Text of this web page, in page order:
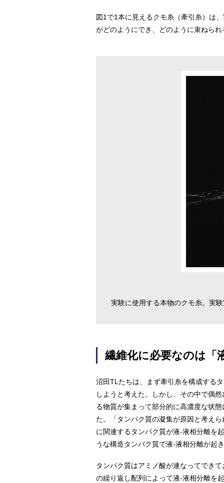
図1で1本に見えるクモ糸（牽引糸）は
がどのようにでき、どのように束ねら
実験に使用する本物のクモ糸。実
繊維化に必要なのは「
沼田TLたちは、まず牽引糸を構成する
しようと考えた。しかし、その中で偶
る物質が集まって部分的に高濃度な状
た。「タンパク質の凝集が原因と考え
に関連するタンパク質が液-液相分離を
うな構造タンパク質で液-液相分離が起
タンパク質はアミノ酸が連なってでき
の繰り返し配列によって液-液相分離を